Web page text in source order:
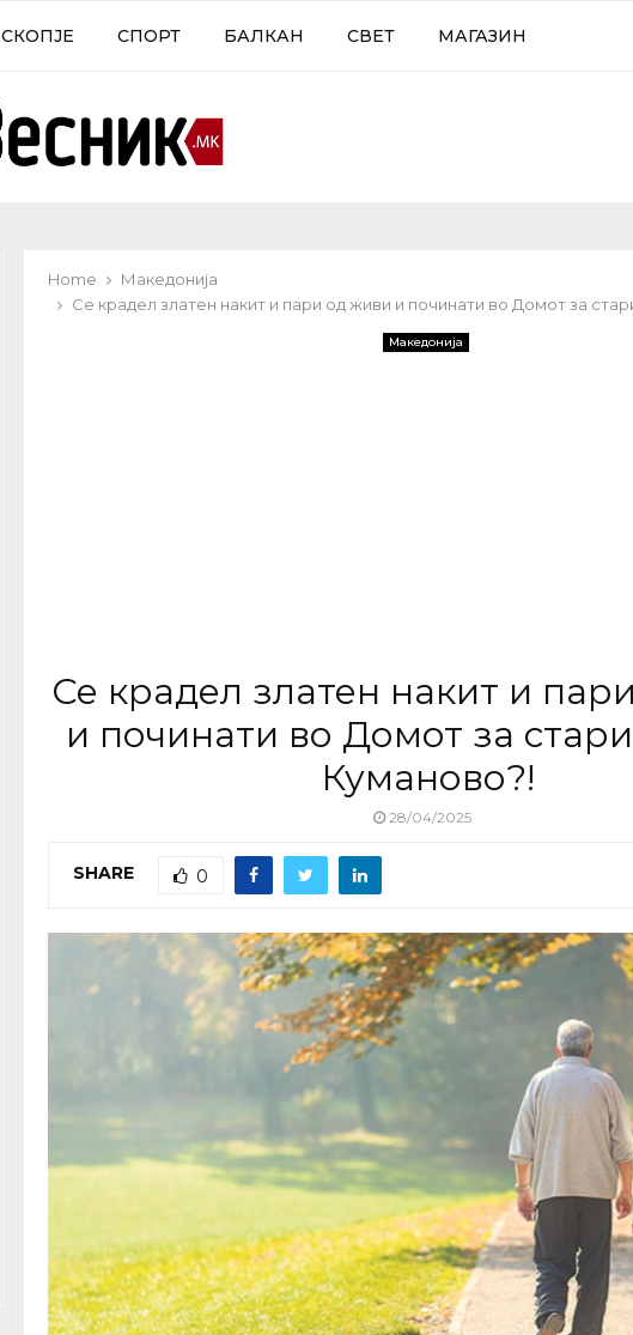
СКОПЈЕ СПОРТ БАЛКАН СВЕТ МАГАЗИН
Home
Македонија
Се крадел златен накит и пари од живи и починати во Домот за
Македонија
Се крадел златен накит и
и починати во Домот за
Куманово?!
28/04/2025
SHARE 0